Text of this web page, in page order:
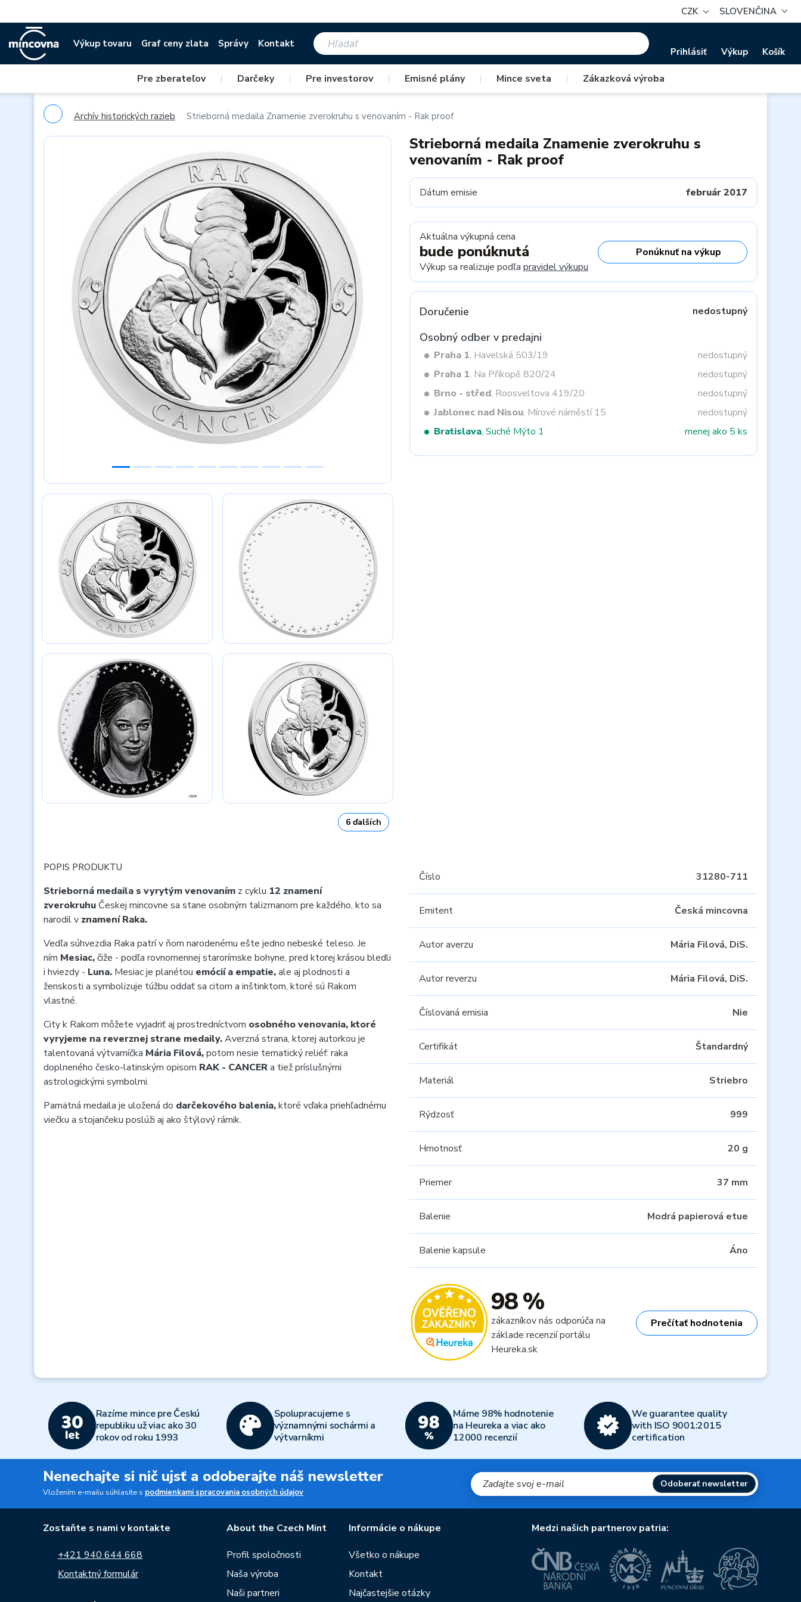
CZK SLOVENČINA
Výkup tovaru Graf ceny zlata Správy Kontakt
Prihlásiť Výkup Košík
Pre zberateľov | Darčeky | Pre investorov | Emisné plány | Mince sveta | Zákazková výroba
Archív historických razieb Strieborná medaila Znamenie zverokruhu s venovaním - Rak proof
Previous
6 ďalších
Strieborná medaila Znamenie zverokruhu s
venovaním - Rak proof
Dátum emisie február 2017
Aktuálna výkupná cena
bude ponúknutá
Výkup sa realizuje podľa pravidel výkupu
Ponúknuť na výkup
Doručenie nedostupný
Osobný odber v predajni
Praha 1, Havelská 503/19
nedostupný
Praha 1, Na Příkopě 820/24
nedostupný
Brno - střed, Roosveltova 419/20
nedostupný
Jablonec nad Nisou, Mírové náměstí 15
nedostupný
Bratislava, Suché Mýto 1 menej ako 5 ks
POPIS PRODUKTU
Strieborná medaila s vyrytým venovaním z cyklu 12 znamení
zverokruhu Českej mincovne sa stane osobným talizmanom pre každého, kto sa
narodil v znamení Raka.
Vedľa súhvezdia Raka patrí v ňom narodenému ešte jedno nebeské teleso. Je
ním Mesiac,čiže - podľa rovnomennej starorímske bohyne, pred ktorej krásou bledli
i hviezdy - Luna. Mesiac je planétou emócií a empatie,ale aj plodnosti a
ženskosti a symbolizuje túžbu oddať sa citom a inštinktom, ktoré sú Rakom
vlastné.
City k Rakom môžete vyjadriť aj prostredníctvom osobného venovania, ktoré
vyryjeme na reverznej strane medaily.Averzná strana, ktorej autorkou je
talentovaná výtvarníčka Mária Filová,potom nesie tematický reliéf: raka
doplneného česko-latinským opisom RAK - CANCERa tiež príslušnými
astrologickými symbolmi.
Pamätná medaila je uložená do darčekového balenia,ktoré vďaka priehľadnému
viečku a stojančeku poslúži aj ako štýlový rámik.
Číslo 31280-711
Emitent Česká mincovna
Autor averzu Mária Filová, DiS.
Autor reverzu Mária Filová, DiS.
Číslovaná emisia Nie
Certifikát Štandardný
Materiál Striebro
Rýdzosť 999
Hmotnosť 20 g
Priemer 37 mm
Balenie Modrá papierová etue
Balenie kapsule Áno
98 %
zákazníkov nás odporúča na
základe recenzií portálu
Heureka.sk
Prečítať hodnotenia
Razíme mince pre Českú
republiku už viac ako 30
rokov od roku 1993
Spolupracujeme s
významnými sochármi a
výtvarníkmi
Máme 98% hodnotenie
na Heureka a viac ako
12000 recenzií
We guarantee quality
with ISO 9001:2015
certification
Nenechajte si nič ujsť a odoberajte náš newsletter
Vložením e-mailu súhlasíte s podmienkami spracovania osobných údajov
Odoberať newsletter
Zostaňte s nami v kontakte
+421 940 644 668
Kontaktný formulár
About the Czech Mint
Profil spoločnosti
Naša výroba
Naši partneri
Informácie o nákupe
Všetko o nákupe
Kontakt
Najčastejšie otázky
Medzi našich partnerov patria: